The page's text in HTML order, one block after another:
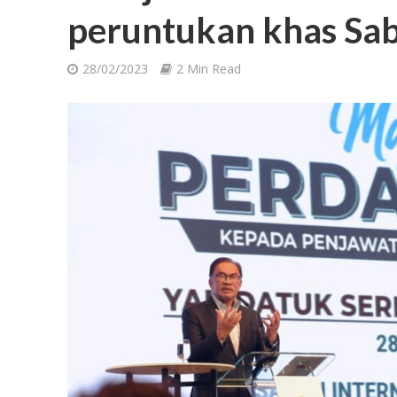
peruntukan khas
28/02/2023 2 Min Read